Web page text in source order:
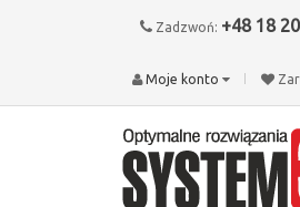
Zadzwoń: +48 18
Moje konto